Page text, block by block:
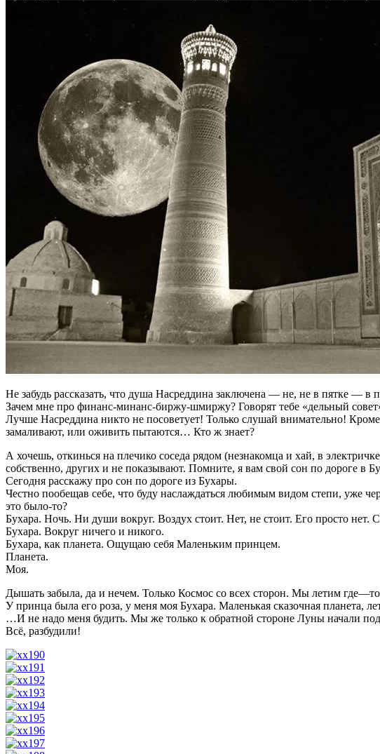
Не забудь рассказать, что душа Насреддина заключена — не, не в пятке —
Зачем мне про финанс-минанс-биржу-шмиржу? Говорят тебе «дельный
Лучше Насреддина никто не посоветует! Только слушай внимательно!
замаливают, или оживить пытаются… Кто ж знает?
А хочешь, откинься на плечико соседа рядом (незнакомца и хай, в
собственно, других и не показывают. Помните, я вам свой сон по дороге в
Сегодня расскажу про сон по дороге из Бухары.
Честно пообещав себе, что буду наслаждаться любимым видом степи, уже
это было-то?
Бухара. Ночь. Ни души вокруг. Воздух стоит. Нет, не стоит. Его просто нет.
Бухара. Вокруг ничего и никого.
Бухара, как планета. Ощущаю себя Маленьким принцем.
Планета.
Моя.
Дышать забыла, да и нечем. Только Космос со всех сторон. Мы летим
У принца была его роза, у меня моя Бухара. Маленькая сказочная планета,
…И не надо меня будить. Мы же только к обратной стороне Луны начали
Всё, разбудили!